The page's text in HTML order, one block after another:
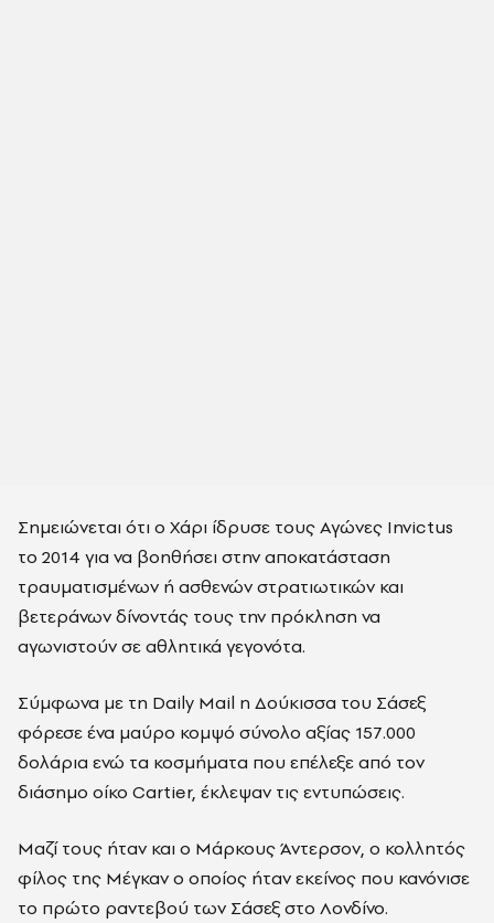
Σημειώνεται ότι ο Χάρι ίδρυσε τους Αγώνες Invictus
το 2014 για να βοηθήσει στην αποκατάσταση
τραυματισμένων ή ασθενών στρατιωτικών και
βετεράνων δίνοντάς τους την πρόκληση να
αγωνιστούν σε αθλητικά γεγονότα.
Σύμφωνα με τη Daily Mail η Δούκισσα του Σάσεξ
φόρεσε ένα μαύρο κομψό σύνολο αξίας 157.000
δολάρια ενώ τα κοσμήματα που επέλεξε από τον
διάσημο οίκο Cartier, έκλεψαν τις εντυπώσεις.
Μαζί τους ήταν και ο Μάρκους Άντερσον, ο κολλητός
φίλος της Mέγκαν ο οποίος ήταν εκείνος που κανόνισε
το πρώτο ραντεβού των Σάσεξ στο Λονδίνο.